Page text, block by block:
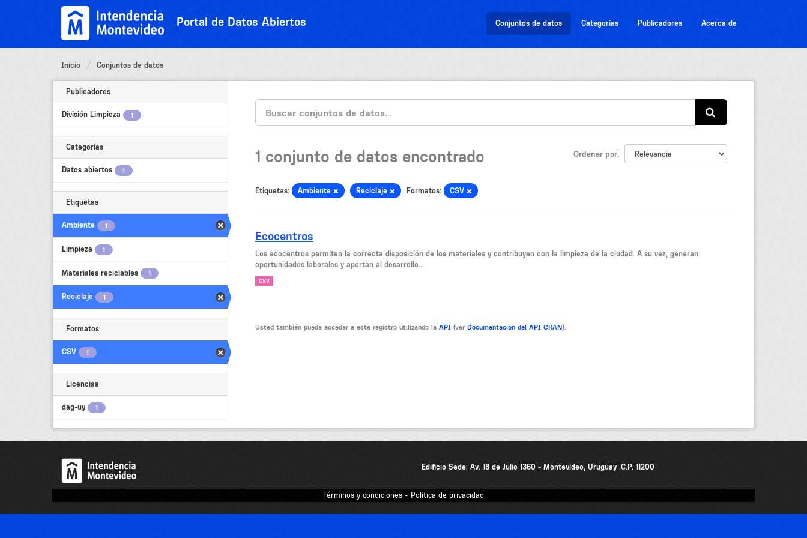
Portal de Datos Abiertos Conjuntos de datos Categorías Publicadores Acerca de
Inicio Conjuntos de datos
Publicadores
División Limpieza 1
Categorías
Datos abiertos 1
Etiquetas
Ambiente 1
Limpieza 1
Materiales reciclables 1
Reciclaje 1
Formatos
CSV 1
Licencias
dag-uy 1
Ordenar por
1 conjunto de datos encontrado
Etiquetas: Ambiente Reciclaje Formatos: CSV
Ecocentros
Los ecocentros permiten la correcta disposición de los materiales y contribuyen con la limpieza de la ciudad. A su vez, generan
oportunidades laborales y aportan al desarrollo...
CSV
Usted también puede acceder a este registro utilizando la API (ver Documentacion del API CKAN).
Edificio Sede: Av. 18 de Julio 1360 - Montevideo, Uruguay .C.P. 11200
Términos y condiciones - Política de privacidad